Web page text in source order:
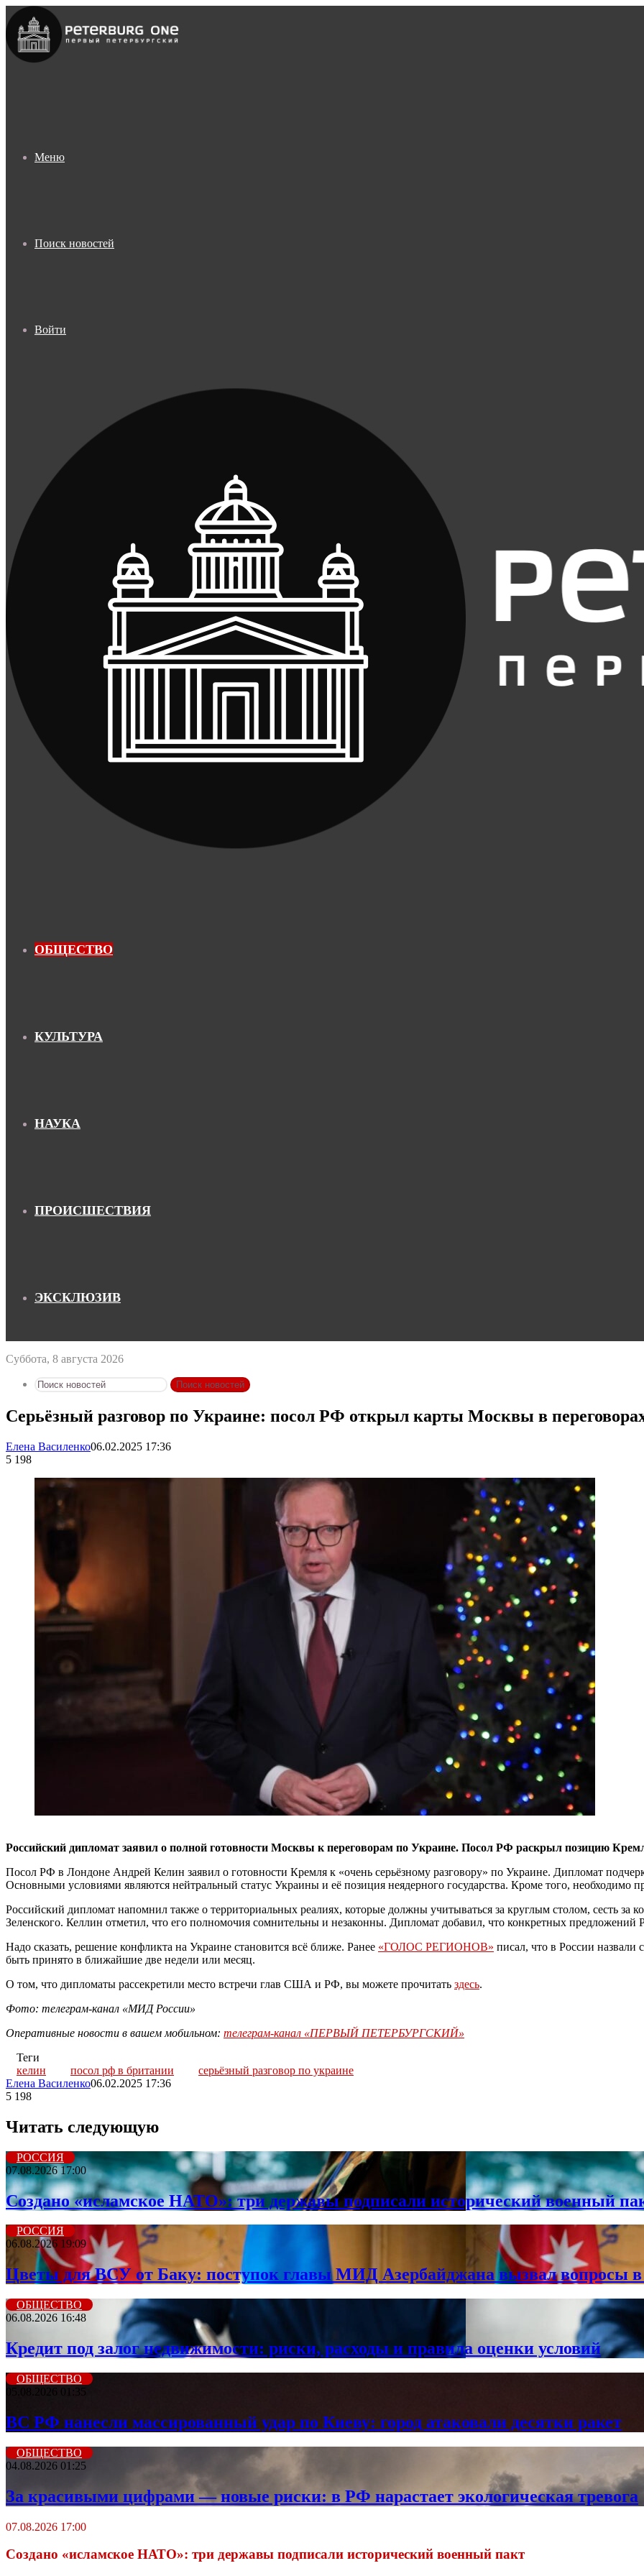
Меню
Поиск новостей
Войти
ОБЩЕСТВО
КУЛЬТУРА
НАУКА
ПРОИСШЕСТВИЯ
ЭКСКЛЮЗИВ
Суббота, 8 августа 2026
Поиск новостей
Серьёзный разговор по Украине: посол РФ открыл карты Москвы в
Елена Василенко06.02.2025 17:36
5 198
Российский дипломат заявил о полной готовности Москвы к переговорам по Украине. Посол РФ раскрыл позицию
Посол РФ в Лондоне Андрей Келин заявил о готовности Кремля к «очень серьёзному разговору» по Украине. Дипломат
Основными условиями являются нейтральный статус Украины и её позиция неядерного государства. Кроме того, необходимо
Российский дипломат напомнил также о территориальных реалиях, которые должны учитываться за круглым столом, сесть за
Зеленского. Келлин отметил, что его полномочия сомнительны и незаконны. Дипломат добавил, что конкретных предложений
Надо сказать, решение конфликта на Украине становится всё ближе. Ранее «ГОЛОС РЕГИОНОВ» писал, что в России
быть принято в ближайшие две недели или месяц.
О том, что дипломаты рассекретили место встречи глав США и РФ, вы можете прочитать здесь.
Фото: телеграм-канал «МИД России»
Оперативные новости в вашем мобильном: телеграм-канал «ПЕРВЫЙ ПЕТЕРБУРГСКИЙ»
Теги
келин
посол рф в британии
серьёзный разговор по украине
Елена Василенко06.02.2025 17:36
5 198
Читать следующую
РОССИЯ
07.08.2026 17:00
Создано «исламское НАТО»: три державы подписали исторический военный
РОССИЯ
06.08.2026 19:09
Цветы для ВСУ от Баку: поступок главы МИД Азербайджана вызвал вопросы
ОБЩЕСТВО
06.08.2026 16:48
Кредит под залог недвижимости: риски, расходы и правила оценки условий
ОБЩЕСТВО
05.08.2026 01:35
ВС РФ нанесли массированный удар по Киеву: город атаковали десятки ракет
ОБЩЕСТВО
04.08.2026 01:25
За красивыми цифрами — новые риски: в РФ нарастает экологическая тревога
07.08.2026 17:00
Создано «исламское НАТО»: три державы подписали исторический военный пакт